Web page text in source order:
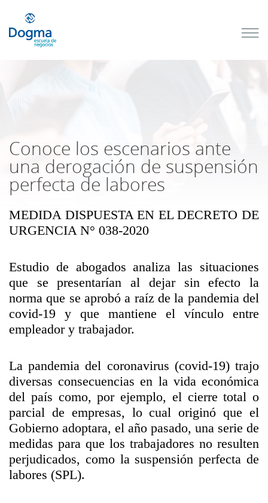
Conoce los escenarios ante
una derogación de suspensión
perfecta de labores
MEDIDA DISPUESTA EN EL DECRETO DE
URGENCIA N° 038-2020
Estudio de abogados analiza las situaciones
que se presentarían al dejar sin efecto la
norma que se aprobó a raíz de la pandemia del
covid-19 y que mantiene el vínculo entre
empleador y trabajador.
La pandemia del coronavirus (covid-19) trajo
diversas consecuencias en la vida económica
del país como, por ejemplo, el cierre total o
parcial de empresas, lo cual originó que el
Gobierno adoptara, el año pasado, una serie de
medidas para que los trabajadores no resulten
perjudicados, como la suspensión perfecta de
labores (SPL).
próximos